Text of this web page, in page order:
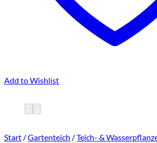
Add to Wishlist
Start /Gartenteich /Teich- &